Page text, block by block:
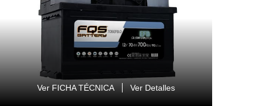
Ver FICHA TÉCNICA Ver Detalles